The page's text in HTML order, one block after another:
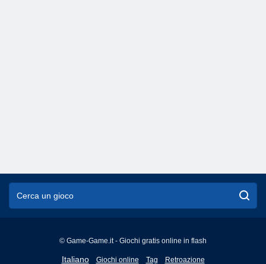
© Game-Game.it - Giochi gratis online in flash
Italiano
English
Giochi online Tag Retroazione